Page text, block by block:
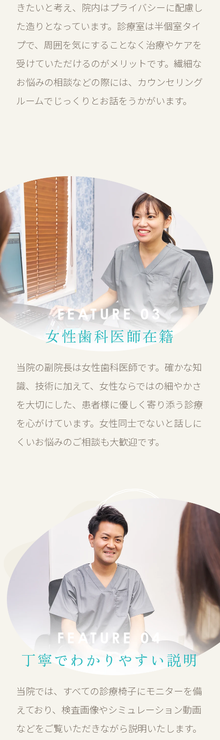
きたいと考え、院内はプライバシーに配慮し
た造りとなっています。診療室は半個室タイ
プで、周囲を気にすることなく治療やケアを
受けていただけるのがメリットです。繊細な
お悩みの相談などの際には、カウンセリング
ルームでじっくりとお話をうかがいます。
FEATURE 03
女性歯科医師在籍
当院の副院長は女性歯科医師です。確かな知
識、技術に加えて、女性ならではの細やかさ
を大切にした、患者様に優しく寄り添う診療
を心がけています。女性同士でないと話しに
くいお悩みのご相談も大歓迎です。
FEATURE 04
丁寧でわかりやすい説明
当院では、すべての診療椅子にモニターを備
えており、検査画像やシミュレーション動画
などをご覧いただきながら説明いたします。